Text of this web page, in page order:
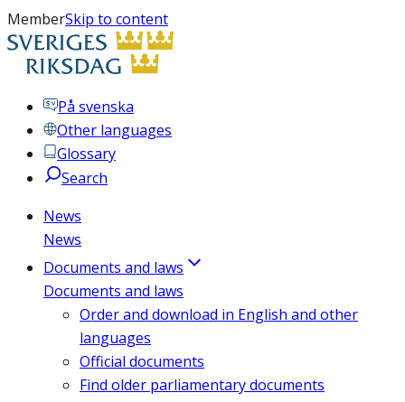
MemberSkip to content
På svenska
Other languages
Glossary
Search
News
News
Documents and laws
Documents and laws
Order and download in English and other
languages
Official documents
Find older parliamentary documents